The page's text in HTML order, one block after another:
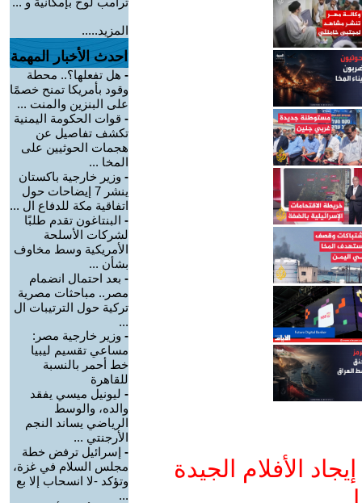
الأفلام الجيدة
المزيد.....
احدث الأخبار المهمة
- هل تفعلها؟.. محطة
وقود بأمريكا تمنح خصمًا
على البنزين والمنت ...
- قوات الحكومة اليمنية
تكشف تفاصيل عن
هجمات الحوثيين على
المخا ...
- وزير خارجية باكستان
ينشر 7 إيضاحات حول
اتفاقية مكة للدفاع ال ...
- البنتاغون تقدم طلبًا
لشركات الأسلحة
الأمريكية وسط مخاوف
بشأن ...
- بعد احتمال انضمام
مصر.. مباحثات مصرية
تركية حول الترتيبات ال
...
- وزير خارجية مصر:
مساعي تقسيم ليبيا
خط أحمر بالنسبة
للقاهرة
- ليونيل ميسي يفقد
والده، والوسط
الرياضي يساند النجم
الأرجنتي ...
- إسرائيل ترفض خطة
مجلس السلام في غزة،
وتؤكد -لا انسحاب إلا بع
...